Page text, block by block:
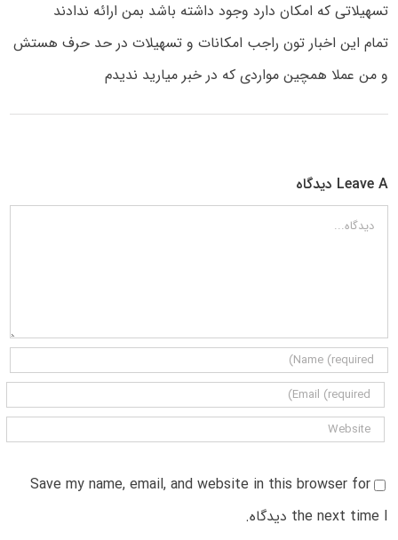
تسهیلاتی که امکان دارد وجود داشته باشد بمن ارائه ندادند
تمام این اخبار تون راجب امکانات و تسهیلات در حد حرف هستش
و من عملا همچین مواردی که در خبر میارید ندیدم
Leave A دیدگاه
دیدگاه
Save my name, email, and website in this browser for
the next time I دیدگاه.